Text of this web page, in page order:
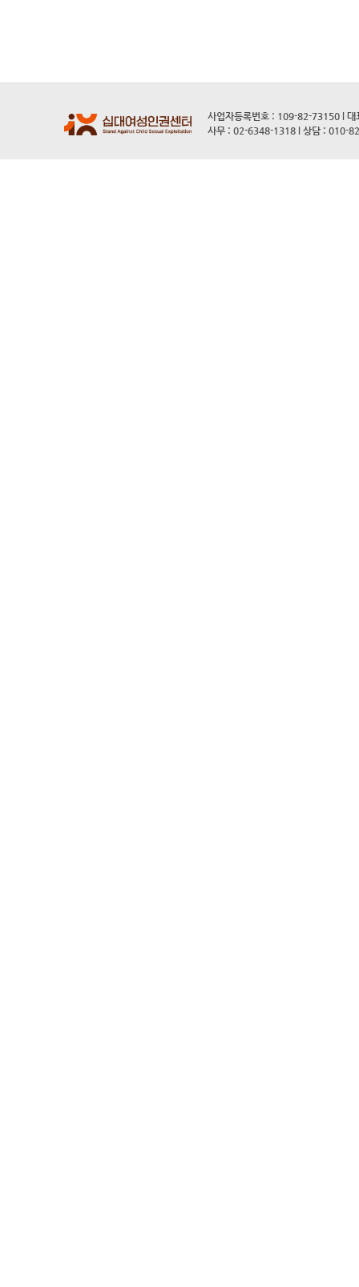
사업자등록번호 : 109-82-73150 l 대
사무 : 02-6348-1318 l 상담 : 010-